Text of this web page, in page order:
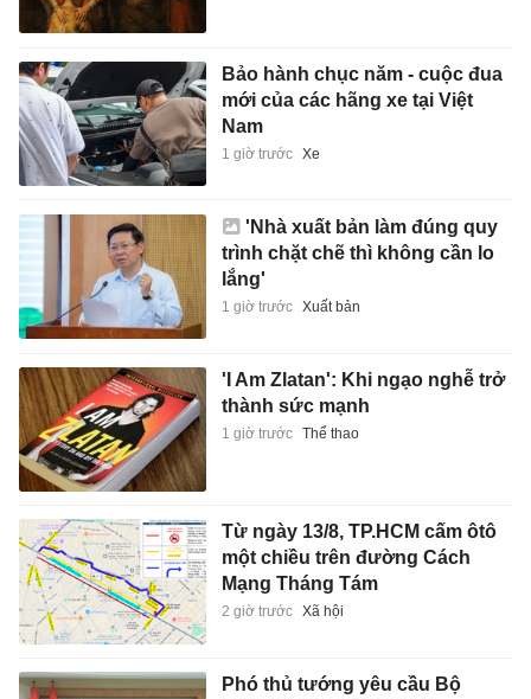
Bảo hành chục năm - cuộc đua
mới của các hãng xe tại Việt
Nam
1 giờ trước Xe
'Nhà xuất bản làm đúng quy
trình chặt chẽ thì không cần lo
lắng'
1 giờ trước Xuất bản
'I Am Zlatan': Khi ngạo nghễ trở
thành sức mạnh
1 giờ trước Thể thao
Từ ngày 13/8, TP.HCM cấm ôtô
một chiều trên đường Cách
Mạng Tháng Tám
2 giờ trước Xã hội
Phó thủ tướng yêu cầu Bộ